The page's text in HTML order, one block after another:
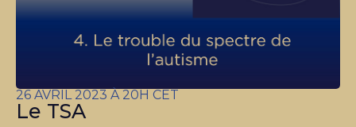
26 AVRIL 2023 À 20H CET
Le TSA